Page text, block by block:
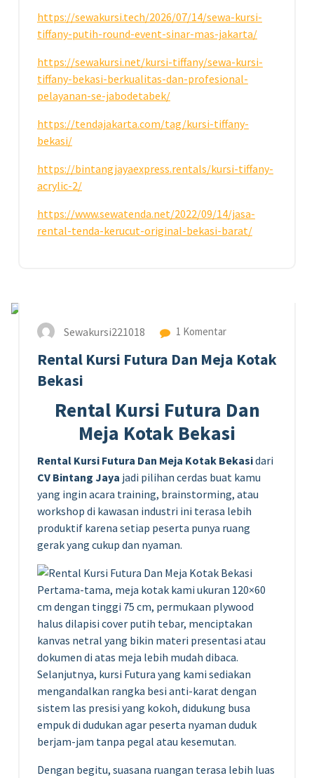
https://sewakursi.tech/2026/07/14/sewa-kursi-
tiffany-putih-round-event-sinar-mas-jakarta/
https://sewakursi.net/kursi-tiffany/sewa-kursi-
tiffany-bekasi-berkualitas-dan-profesional-
pelayanan-se-jabodetabek/
https://tendajakarta.com/tag/kursi-tiffany-
bekasi/
https://bintangjayaexpress.rentals/kursi-tiffany-
acrylic-2/
https://www.sewatenda.net/2022/09/14/jasa-
rental-tenda-kerucut-original-bekasi-barat/
Sewakursi221018 1 Komentar
Rental Kursi Futura Dan Meja Kotak
Bekasi
Rental Kursi Futura Dan
Meja Kotak Bekasi
Rental Kursi Futura Dan Meja Kotak Bekasidari
CV Bintang Jaya jadi pilihan cerdas buat kamu
yang ingin acara training, brainstorming, atau
workshop di kawasan industri ini terasa lebih
produktif karena setiap peserta punya ruang
gerak yang cukup dan nyaman.
Pertama-tama, meja kotak kami ukuran 120×60
cm dengan tinggi 75 cm, permukaan plywood
halus dilapisi cover putih tebar, menciptakan
kanvas netral yang bikin materi presentasi atau
dokumen di atas meja lebih mudah dibaca.
Selanjutnya, kursi Futura yang kami sediakan
mengandalkan rangka besi anti-karat dengan
sistem las presisi yang kokoh, didukung busa
empuk di dudukan agar peserta nyaman duduk
berjam-jam tanpa pegal atau kesemutan.
Dengan begitu, suasana ruangan terasa lebih luas